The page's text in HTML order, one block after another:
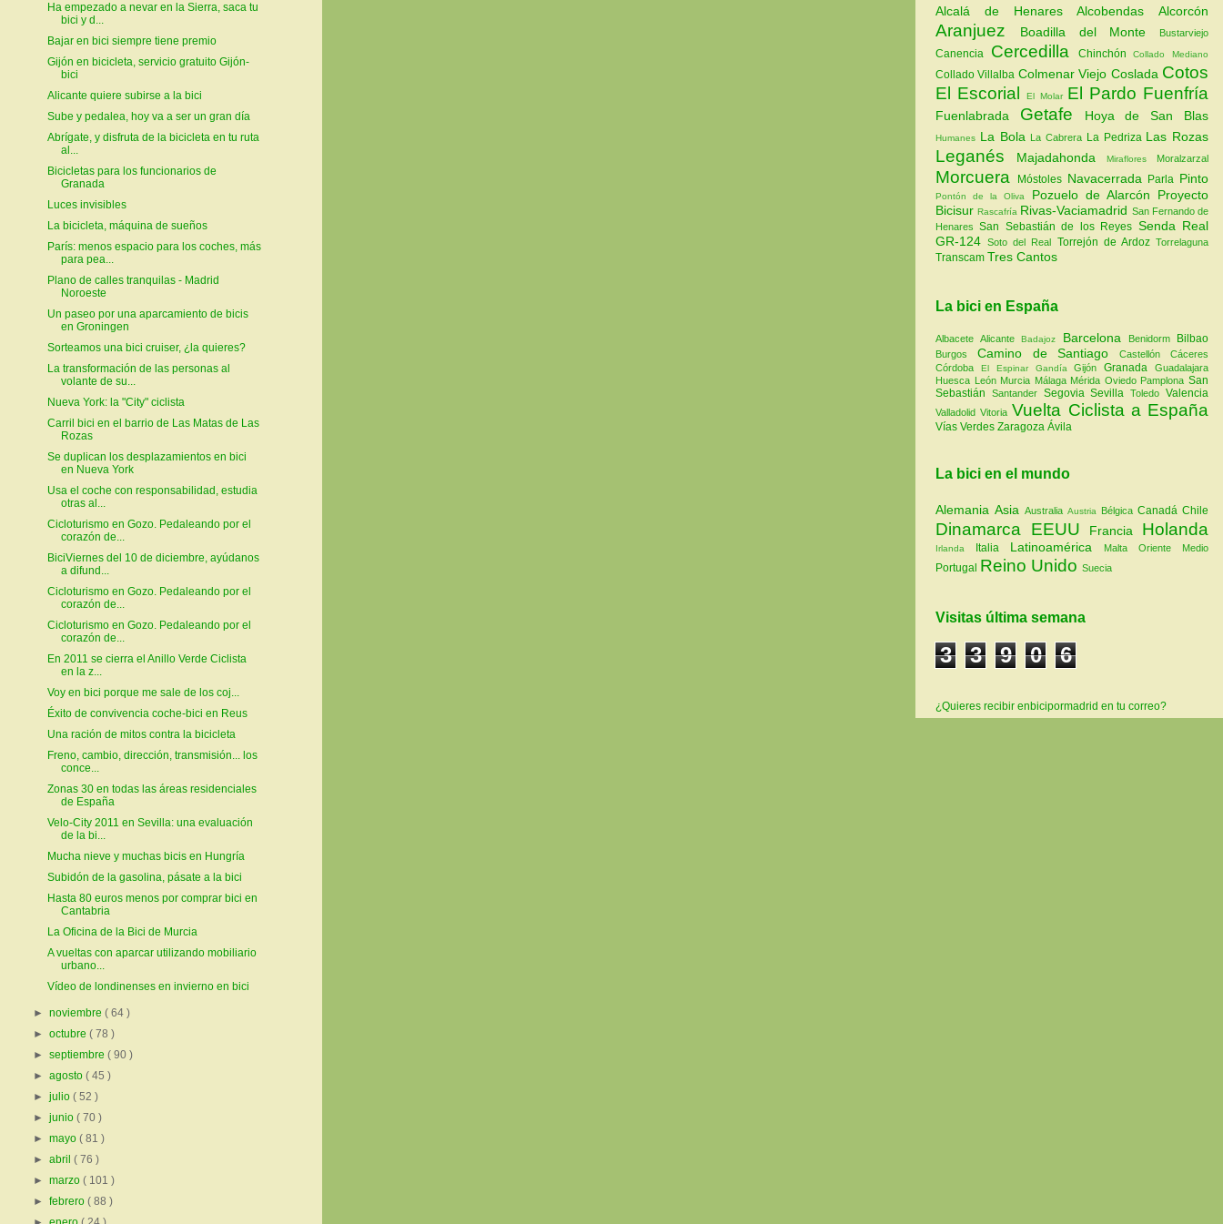
Ha empezado a nevar en la Sierra, saca tu
bici y d...
Bajar en bici siempre tiene premio
Gijón en bicicleta, servicio gratuito Gijón-
bici
Alicante quiere subirse a la bici
Sube y pedalea, hoy va a ser un gran día
Abrígate, y disfruta de la bicicleta en tu ruta
al...
Bicicletas para los funcionarios de
Granada
Luces invisibles
La bicicleta, máquina de sueños
París: menos espacio para los coches, más
para pea...
Plano de calles tranquilas - Madrid
Noroeste
Un paseo por una aparcamiento de bicis
en Groningen
Sorteamos una bici cruiser, ¿la quieres?
La transformación de las personas al
volante de su...
Nueva York: la "City" ciclista
Carril bici en el barrio de Las Matas de Las
Rozas
Se duplican los desplazamientos en bici
en Nueva York
Usa el coche con responsabilidad, estudia
otras al...
Cicloturismo en Gozo. Pedaleando por el
corazón de...
BiciViernes del 10 de diciembre, ayúdanos
a difund...
Cicloturismo en Gozo. Pedaleando por el
corazón de...
Cicloturismo en Gozo. Pedaleando por el
corazón de...
En 2011 se cierra el Anillo Verde Ciclista
en la z...
Voy en bici porque me sale de los coj...
Éxito de convivencia coche-bici en Reus
Una ración de mitos contra la bicicleta
Freno, cambio, dirección, transmisión... los
conce...
Zonas 30 en todas las áreas residenciales
de España
Velo-City 2011 en Sevilla: una evaluación
de la bi...
Mucha nieve y muchas bicis en Hungría
Subidón de la gasolina, pásate a la bici
Hasta 80 euros menos por comprar bici en
Cantabria
La Oficina de la Bici de Murcia
A vueltas con aparcar utilizando mobiliario
urbano...
Vídeo de londinenses en invierno en bici
►noviembre( 64 )
►octubre( 78 )
►septiembre( 90 )
►agosto( 45 )
►julio( 52 )
►junio( 70 )
►mayo( 81 )
►abril( 76 )
►marzo( 101 )
►febrero( 88 )
Alcalá de HenaresAlcobendas Alcorcón
Aranjuez Boadilla del Monte Bustarviejo
Canencia Cercedilla ChinchónCollado Mediano
Collado Villalba Colmenar Viejo Coslada Cotos
El EscorialEl Molar El Pardo Fuenfría
Fuenlabrada Getafe Hoya de San Blas
Humanes La Bola La Cabrera La Pedriza Las Rozas
Leganés Majadahonda Miraflores Moralzarzal
Morcuera Móstoles Navacerrada Parla Pinto
Pontón de la Oliva Pozuelo de Alarcón Proyecto
BicisurRascafría Rivas-Vaciamadrid San Fernando de
HenaresSan Sebastián de los Reyes Senda Real
GR-124Soto del Real Torrejón de ArdozTorrelaguna
Transcam Tres Cantos
La bici en España
AlbaceteAlicanteBadajoz Barcelona Benidorm Bilbao
Burgos Camino de SantiagoCastellónCáceres
Córdoba El Espinar GandíaGijónGranadaGuadalajara
Huesca León Murcia Málaga Mérida Oviedo PamplonaSan
Sebastián Santander SegoviaSevillaToledoValencia
ValladolidVitoria Vuelta Ciclista a España
Vías Verdes Zaragoza Ávila
La bici en el mundo
Alemania Asia Australia Austria Bélgica Canadá Chile
Dinamarca EEUU Francia Holanda
Irlanda Italia Latinoamérica Malta Oriente Medio
Portugal Reino Unido Suecia
Visitas última semana
3 3 9 0 6
¿Quieres recibir enbicipormadrid en tu correo?